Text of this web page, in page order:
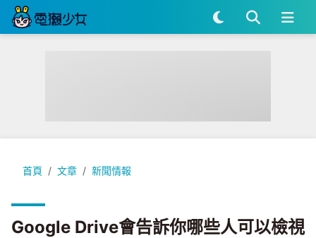
首頁 文章 新聞情報
Google Drive會告訴你哪些人可以檢視你的檔案，而不是有連
Google Drive會告訴你哪些人可以檢視